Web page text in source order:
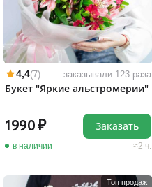
4,4(7) заказывали 123 раза
Букет "Яркие альстромерии"
1990
в наличии 2 ч.
Заказать
Топ продаж